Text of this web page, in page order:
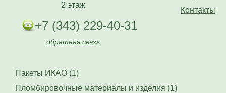
Контакты
2 этаж
+7 (343) 229-40-31
обратная связь
Пакеты ИКАО (1)
Пломбировочные материалы и изделия (1)